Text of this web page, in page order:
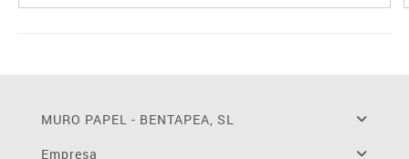
MURO PAPEL - BENTAPEA, SL
Empresa